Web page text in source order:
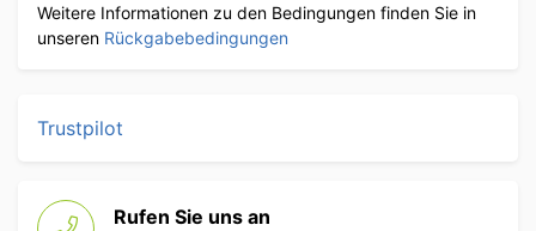
Weitere Informationen zu den Bedingungen finden Sie in
unseren Rückgabebedingungen
Trustpilot
Rufen Sie uns an